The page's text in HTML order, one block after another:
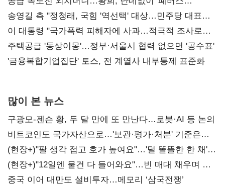
리모델링' 제안
송영길 측 "정청래, 국힘 '역선택' 대상…민주당 대표로
총선 지휘 못해"
이 대통령 "국가폭력 피해자에 사과…적극적 조사로
진실 밝혀야"
주택공급 '동상이몽'…정부·서울시 협력 없으면 '공수표'
'금융복합기업집단' 토스, 전 계열사 내부통제 표준화
많이 본 뉴스
구광모-젠슨 황, 두 달 만에 또 만난다…로봇·AI 등 논의
비트코인도 국가자산으로…'보관·평가·처분' 기준은
숙제
(현장+)"팔 생각 접고 호가 높여요"…'덜 똘똘한 한 채'
20억 키맞추기
(현장+)"12일엔 물건 다 들어와요"…빈 매대 채우며 문
연 홈플러스
중국 이어 대만도 설비투자…메모리 ‘삼국전쟁’